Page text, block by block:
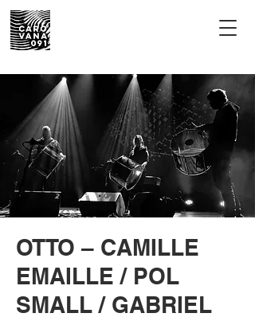
OTTO – CAMILLE
EMAILLE / POL
SMALL / GABRIEL